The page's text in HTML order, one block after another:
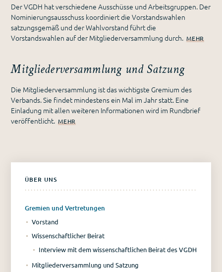
Der VGDH hat verschiedene Ausschüsse und Arbeitsgruppen. Der
Nominierungsausschuss koordiniert die Vorstandswahlen
satzungsgemäß und der Wahlvorstand führt die
Vorstandswahlen auf der Mitgliederversammlung durch.MEHR
Mitgliederversammlung und Satzung
Die Mitgliederversammlung ist das wichtigste Gremium des
Verbands. Sie findet mindestens ein Mal im Jahr statt. Eine
Einladung mit allen weiteren Informationen wird im Rundbrief
veröffentlicht.MEHR
ÜBER UNS
Gremien und Vertretungen
Vorstand
Wissenschaftlicher Beirat
Interview mit dem wissenschaftlichen Beirat des VGDH
Mitgliederversammlung und Satzung